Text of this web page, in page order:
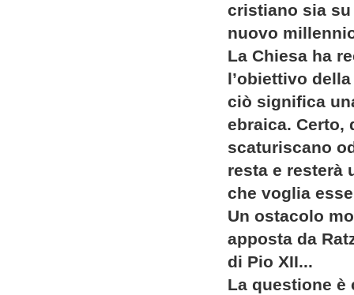
cristiano sia
nuovo
La Chiesa ha
l’obiettivo
ciò significa
ebraica. Certo,
scaturiscano
resta e resterà
che voglia
Un ostacolo
apposta da
di Pio XII...
La questione è